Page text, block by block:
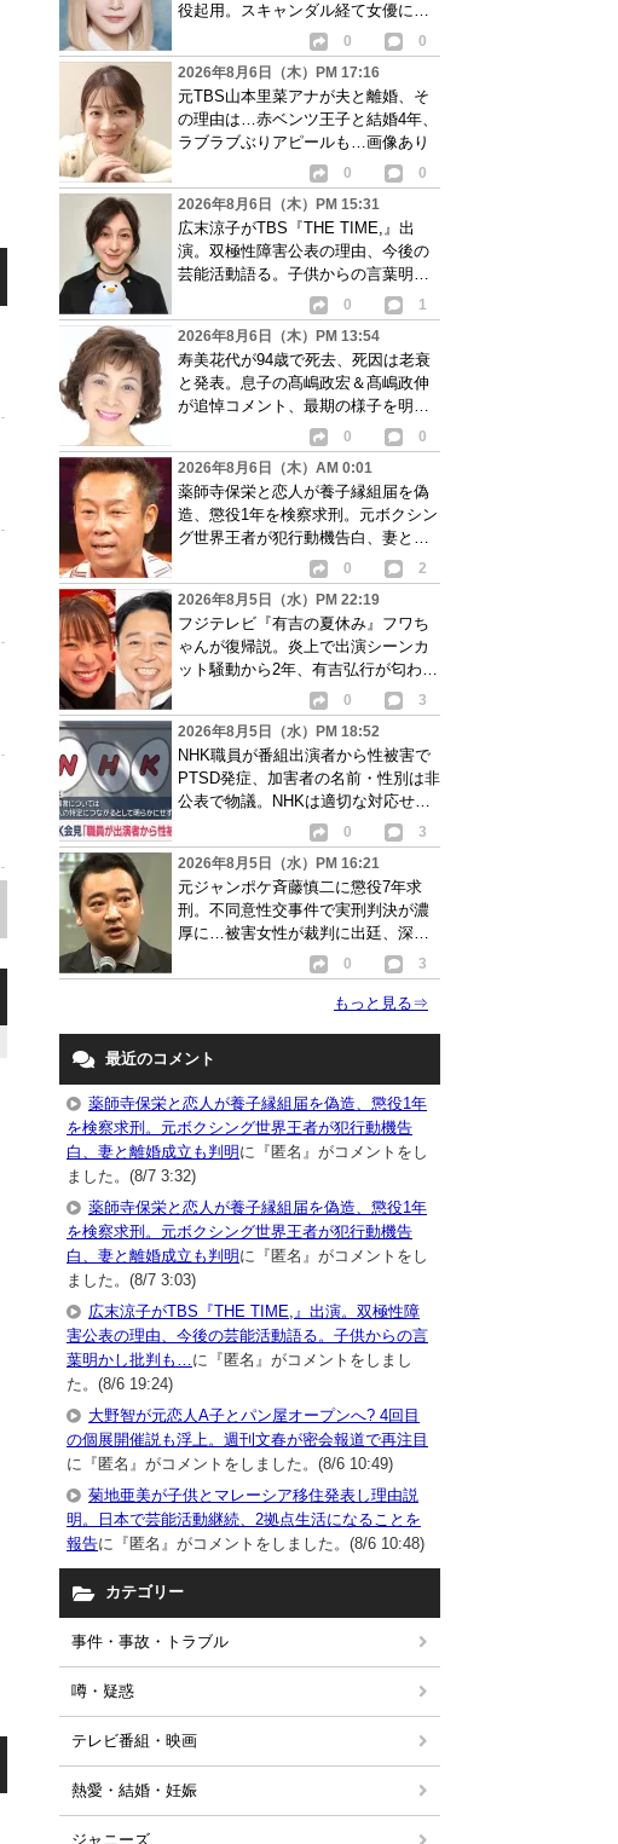
役起用。スキャンダル経て女優に転
0
0
2026年8月6日（木）PM 17:16
元TBS山本里菜アナが夫と離婚、そ
の理由は…赤ベンツ王子と結婚4年、
ラブラブぶりアピールも…画像あり
0
0
2026年8月6日（木）PM 15:31
広末涼子がTBS『THE TIME,』出
演。双極性障害公表の理由、今後の
芸能活動語る。子供からの言葉明か
0
1
2026年8月6日（木）PM 13:54
寿美花代が94歳で死去、死因は老衰
と発表。息子の髙嶋政宏＆髙嶋政伸
が追悼コメント、最期の様子を明か
0
0
2026年8月6日（木）AM 0:01
薬師寺保栄と恋人が養子縁組届を偽
造、懲役1年を検察求刑。元ボクシン
グ世界王者が犯行動機告白、妻と離
0
2
2026年8月5日（水）PM 22:19
フジテレビ『有吉の夏休み』フワち
ゃんが復帰説。炎上で出演シーンカ
ット騒動から2年、有吉弘行が匂わせ
0
3
2026年8月5日（水）PM 18:52
NHK職員が番組出演者から性被害で
PTSD発症、加害者の名前・性別は非
公表で物議。NHKは適切な対応せず
0
3
2026年8月5日（水）PM 16:21
元ジャンポケ斉藤慎二に懲役7年求
刑。不同意性交事件で実刑判決が濃
厚に…被害女性が裁判に出廷、深刻
0 3
もっと見る⇒
最近のコメント
薬師寺保栄と恋人が養子縁組届を偽造、懲役1年
を検察求刑。元ボクシング世界王者が犯行動機告
白、妻と離婚成立も判明に『匿名』がコメントをし
ました。(8/7 3:32)
薬師寺保栄と恋人が養子縁組届を偽造、懲役1年
を検察求刑。元ボクシング世界王者が犯行動機告
白、妻と離婚成立も判明に『匿名』がコメントをし
ました。(8/7 3:03)
広末涼子がTBS『THE TIME,』出演。双極性障
害公表の理由、今後の芸能活動語る。子供からの言
葉明かし批判も… に『匿名』がコメントをしまし
た。(8/6 19:24)
大野智が元恋人A子とパン屋オープンへ? 4回目
の個展開催説も浮上。週刊文春が密会報道で再注目
に『匿名』がコメントをしました。(8/6 10:49)
菊地亜美が子供とマレーシア移住発表し理由説
明。日本で芸能活動継続、2拠点生活になることを
報告に『匿名』がコメントをしました。(8/6 10:48)
カテゴリー
事件・事故・トラブル
噂・疑惑
テレビ番組・映画
熱愛・結婚・妊娠
ジャニーズ